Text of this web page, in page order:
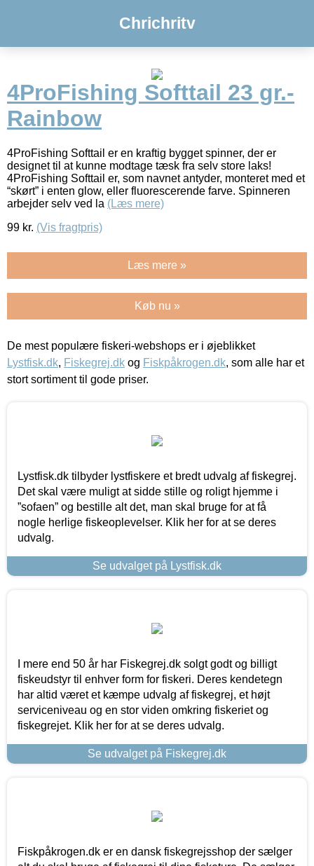
Chrichritv
4ProFishing Softtail 23 gr.-
Rainbow
4ProFishing Softtail er en kraftig bygget spinner, der er
designet til at kunne modtage tæsk fra selv store laks!
4ProFishing Softtail er, som navnet antyder, monteret med et
“skørt” i enten glow, eller fluorescerende farve. Spinneren
arbejder selv ved la (Læs mere)
99 kr. (Vis fragtpris)
Læs mere »
Køb nu »
De mest populære fiskeri-webshops er i øjeblikket
Lystfisk.dk, Fiskegrej.dk og Fiskpåkrogen.dk, som alle har et
stort sortiment til gode priser.
Lystfisk.dk tilbyder lystfiskere et bredt udvalg af fiskegrej.
Det skal være muligt at sidde stille og roligt hjemme i
”sofaen” og bestille alt det, man skal bruge for at få
nogle herlige fiskeoplevelser. Klik her for at se deres
udvalg.
Se udvalget på Lystfisk.dk
I mere end 50 år har Fiskegrej.dk solgt godt og billigt
fiskeudstyr til enhver form for fiskeri. Deres kendetegn
har altid været et kæmpe udvalg af fiskegrej, et højt
serviceniveau og en stor viden omkring fiskeriet og
fiskegrejet. Klik her for at se deres udvalg.
Se udvalget på Fiskegrej.dk
Fiskpåkrogen.dk er en dansk fiskegrejsshop der sælger